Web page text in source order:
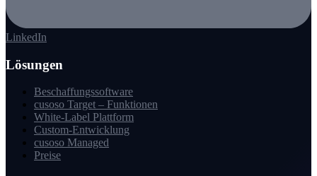
LinkedIn
Lösungen
Beschaffungssoftware
cusoso Target – Funktionen
White-Label Plattform
Custom-Entwicklung
cusoso Managed
Preise